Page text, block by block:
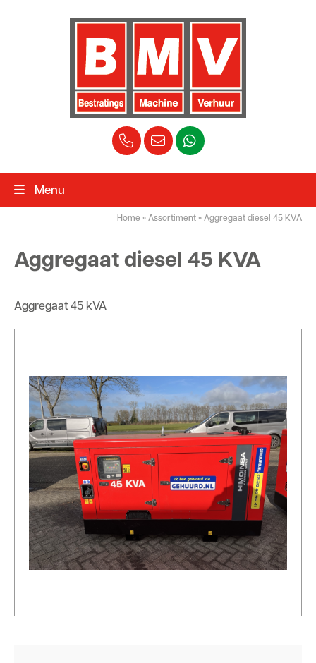
Menu
Home » Assortiment » Aggregaat diesel 45 KVA
Aggregaat diesel 45 KVA
Aggregaat 45 kVA